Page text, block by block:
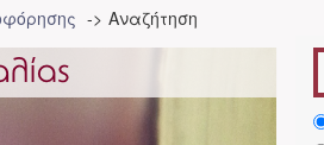
Αναζήτηση